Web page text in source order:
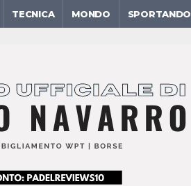
TECNICA MONDO SPORTANDO